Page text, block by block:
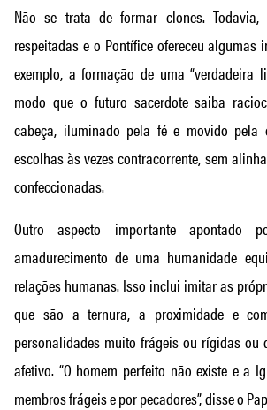
Não se trata de formar clones.
respeitadas e o Pontífice ofereceu algumas
exemplo, a formação de uma “verdadeira
modo que o futuro sacerdote saiba
cabeça, iluminado pela fé e movido pela
escolhas às vezes contracorrente, sem
confeccionadas.
Outro aspecto importante apontado
amadurecimento de uma humanidade
relações humanas. Isso inclui imitar as
que são a ternura, a proximidade e
personalidades muito frágeis ou rígidas ou
afetivo. “O homem perfeito não existe e a
membros frágeis e por pecadores”, disse o